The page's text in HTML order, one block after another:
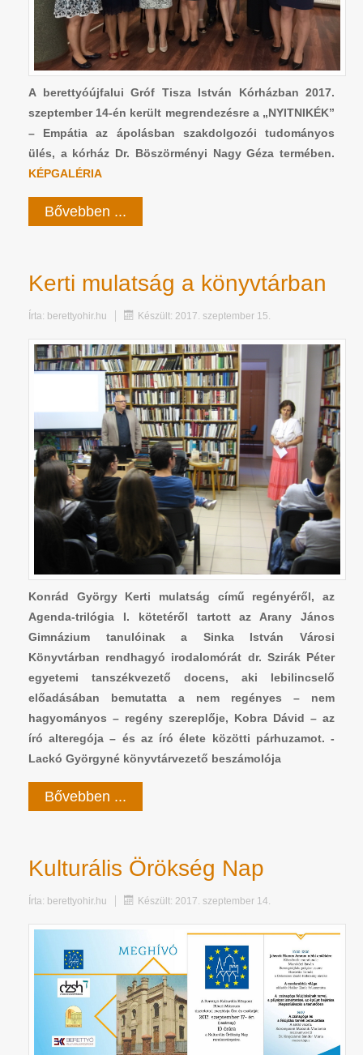
A berettyóújfalui Gróf Tisza István Kórházban 2017.
szeptember 14-én került megrendezésre a „NYITNIKÉK”
– Empátia az ápolásban szakdolgozói tudományos
ülés, a kórház Dr. Böszörményi Nagy Géza termében.
KÉPGALÉRIA
Bővebben ...
Kerti mulatság a könyvtárban
Írta: berettyohir.hu Készült: 2017. szeptember 15.
Konrád György Kerti mulatság című regényéről, az
Agenda-trilógia I. kötetéről tartott az Arany János
Gimnázium tanulóinak a Sinka István Városi
Könyvtárban rendhagyó irodalomórát dr. Szirák Péter
egyetemi tanszékvezető docens, aki lebilincselő
előadásában bemutatta a nem regényes – nem
hagyományos – regény szereplője, Kobra Dávid – az
író alteregója – és az író élete közötti párhuzamot. -
Lackó Györgyné könyvtárvezető beszámolója
Bővebben ...
Kulturális Örökség Nap
Írta: berettyohir.hu Készült: 2017. szeptember 14.